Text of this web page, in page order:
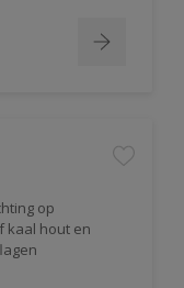
op
kaal hout en